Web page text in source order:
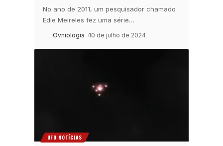
No ano de 2011, um pesquisador chamado
Edie Meireles fez uma série…
Ovniologia 10 de julho de 2024
UFO NOTÍCIAS